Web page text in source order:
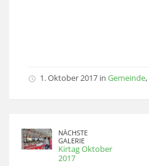
1. Oktober 2017 in Gemeinde,
NÄCHSTE
GALERIE
Kirtag Oktober
2017